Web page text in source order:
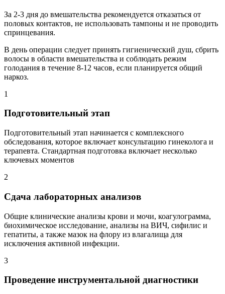
За 2-3 дня до вмешательства рекомендуется отказаться от
половых контактов, не использовать тампоны и не проводить
спринцевания.
В день операции следует принять гигиенический душ, сбрить
волосы в области вмешательства и соблюдать режим
голодания в течение 8-12 часов, если планируется общий
наркоз.
1
Подготовительный этап
Подготовительный этап начинается с комплексного
обследования, которое включает консультацию гинеколога и
терапевта. Стандартная подготовка включает несколько
ключевых моментов
2
Сдача лабораторных анализов
Общие клинические анализы крови и мочи, коагулограмма,
биохимическое исследование, анализы на ВИЧ, сифилис и
гепатиты, а также мазок на флору из влагалища для
исключения активной инфекции.
3
Проведение инструментальной диагностики